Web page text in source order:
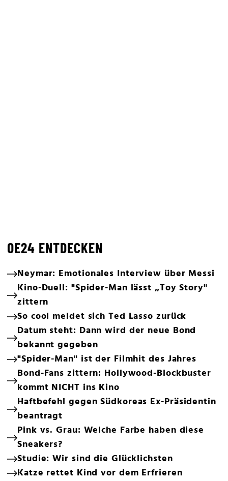
OE24 ENTDECKEN
Neymar: Emotionales Interview über Messi
Kino-Duell: "Spider-Man lässt „Toy Story"
zittern
So cool meldet sich Ted Lasso zurück
Datum steht: Dann wird der neue Bond
bekannt gegeben
"Spider-Man" ist der Filmhit des Jahres
Bond-Fans zittern: Hollywood-Blockbuster
kommt NICHT ins Kino
Haftbefehl gegen Südkoreas Ex-Präsidentin
beantragt
Pink vs. Grau: Welche Farbe haben diese
Sneakers?
Studie: Wir sind die Glücklichsten
Katze rettet Kind vor dem Erfrieren